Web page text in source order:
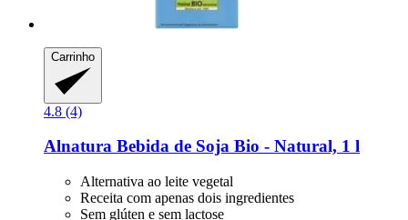
Carrinho
4.8 (4)
Alnatura Bebida de Soja Bio -​ Natural, 1 l
Alternativa ao leite vegetal
Receita com apenas dois ingredientes
Sem glúten e sem lactose